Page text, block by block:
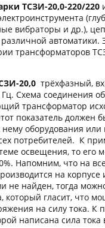
ТСЗИ-20,0-220/220
вибраторы и др.),
автоматики.
трансформаторов
20,0 трёхфазный,
Гц. Схема соединения
трансформатор
показатель должен
оборудования или
потребителей. К
освещения, то его
Напомним, что на
на
не найден, тогда
который гласит, что
на силу тока. К
написана сила